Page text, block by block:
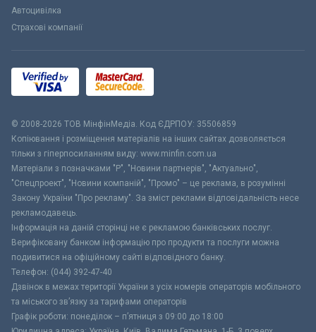
Автоцивілка
Страхові компанії
© 2008-2026 ТОВ МiнфiнМедiа. Код ЄДРПОУ: 35506859
Копіювання і розміщення матеріалів на інших сайтах дозволяється
тільки з гіперпосиланням виду: www.minfin.com.ua
Матеріали з позначками "Р", "Новини партнерів", "Актуально",
"Спецпроект", "Новини компаній", "Промо" – це реклама, в розумінні
Закону України "Про рекламу". За зміст реклами відповідальність несе
рекламодавець.
Інформація на даній сторінці не є рекламою банківських послуг.
Верифіковану банком інформацію про продукти та послуги можна
подивитися на офіційному сайті відповідного банку.
Телефон: (044) 392-47-40
Дзвінок в межах території України з усіх номерів операторів мобільного
та міського зв’язку за тарифами операторів
Графік роботи: понеділок – п’ятниця з 09:00 до 18:00